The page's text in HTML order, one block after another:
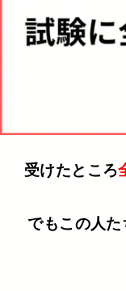
受けたところ
でもこの人